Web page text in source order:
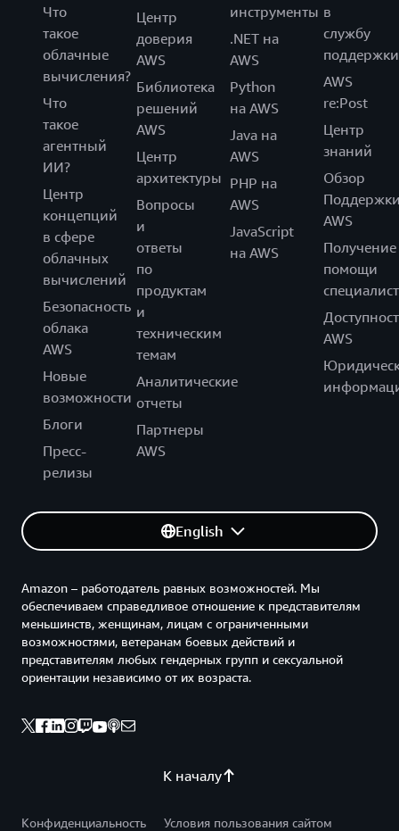
Что
такое
облачные
вычисления?
Что
такое
агентный
ИИ?
Центр
концепций
в сфере
облачных
вычислений
Безопасность
облака
AWS
Новые
возможности
Блоги
Пресс-
релизы
Центр
доверия
AWS
Библиотека
решений
AWS
Центр
архитектуры
Вопросы
и
ответы
по
продуктам
и
техническим
темам
Аналитические
отчеты
Партнеры
AWS
инструменты
.NET на
AWS
Python
на AWS
Java на
AWS
PHP на
AWS
JavaScript
на AWS
в
службу
поддержки
AWS
re:Post
Центр
знаний
Обзор
AWS
Получение
помощи
AWS
English
К началу
Amazon – работодатель равных возможностей. Мы
обеспечиваем справедливое отношение к представителям
меньшинств, женщинам, лицам с ограниченными
возможностями, ветеранам боевых действий и
представителям любых гендерных групп и сексуальной
ориентации независимо от их возраста.
Конфиденциальность
Условия пользования сайтом